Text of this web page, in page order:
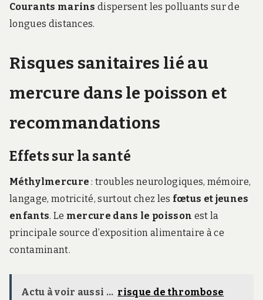
Courants marins dispersent les polluants sur de
longues distances.
Risques sanitaires lié au
mercure dans le poisson et
recommandations
Effets sur la santé
Méthylmercure : troubles neurologiques, mémoire,
langage, motricité, surtout chez les fœtus et jeunes
enfants. Le mercure dans le poisson est la
principale source d’exposition alimentaire à ce
contaminant.
Actu à voir aussi ... risque de thrombose